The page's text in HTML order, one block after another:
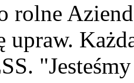
rolne
upraw.